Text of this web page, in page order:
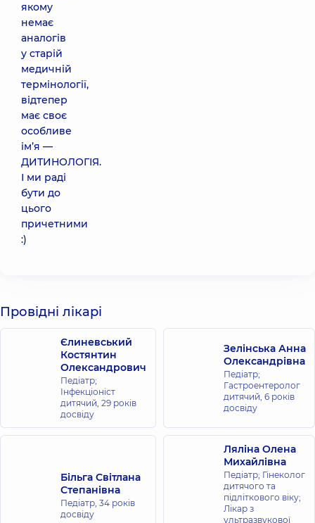
якому
немає
аналогів
у старій
медичній
термінології,
відтепер
має своє
особливе
ім’я —
ДИТИНОЛОГІЯ.
І ми раді
бути до
цього
причетними
:)
Провідні лікарі
Єлиневський
Костянтин
Олександрович
Педіатр;
Інфекціоніст
дитячий, 29 років
досвіду
Зелінська Анна
Олександрівна
Педіатр;
Гастроентеролог
дитячий, 6 років
досвіду
Більга Світлана
Степанівна
Педіатр, 34 років
досвіду
Ляліна Олена
Михайлівна
Педіатр; Гінеколог
дитячого та
підліткового віку;
Лікар з
ультразвукової